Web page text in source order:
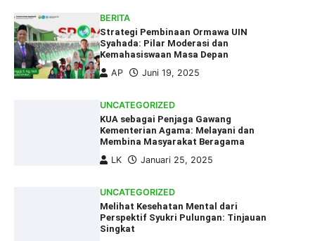
BERITA
Strategi Pembinaan Ormawa UIN
Syahada: Pilar Moderasi dan
Kemahasiswaan Masa Depan
AP
Juni 19, 2025
UNCATEGORIZED
KUA sebagai Penjaga Gawang
Kementerian Agama: Melayani dan
Membina Masyarakat Beragama
LK
Januari 25, 2025
UNCATEGORIZED
Melihat Kesehatan Mental dari
Perspektif Syukri Pulungan: Tinjauan
Singkat